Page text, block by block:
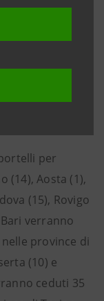
in
per
(14), Aosta (1),
(15), Rovigo
verranno
province di
(10) e
ceduti 35